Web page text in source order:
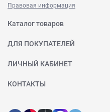
Правовая информация
Каталог товаров
ДЛЯ ПОКУПАТЕЛЕЙ
ЛИЧНЫЙ КАБИНЕТ
КОНТАКТЫ